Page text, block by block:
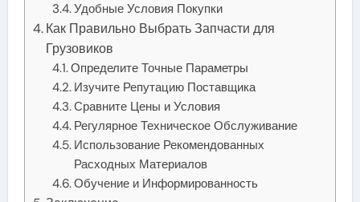
Удобные Условия Покупки
Как Правильно Выбрать Запчасти для
Грузовиков
Определите Точные Параметры
Изучите Репутацию Поставщика
Сравните Цены и Условия
Регулярное Техническое Обслуживание
Использование Рекомендованных
Расходных Материалов
Обучение и Информированность